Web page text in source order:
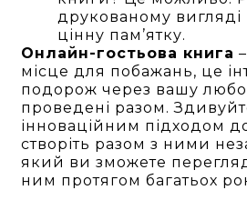
друкованому вигляді
цінну пам’ятку.
Онлайн-гостьова книга
місце для побажань, це
подорож через вашу
проведені разом.
інноваційним підходом
створіть разом з ними
який ви зможете
ним протягом багатьох